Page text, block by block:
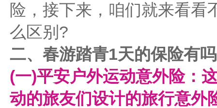
险，接下来，咱们就来看看
么区别?
二、春游踏青1天的保险有
(一)平安户外运动意外险：
动的旅友们设计的旅行意外